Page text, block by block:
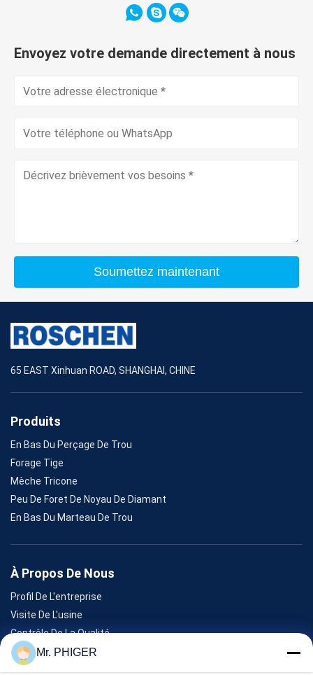
Envoyez votre demande directement à nous
Soumettez maintenant
65 EAST Xinhuan ROAD, SHANGHAI, CHINE
Produits
En Bas Du Perçage De Trou
Forage Tige
Mèche Tricone
Peu De Foret De Noyau De Diamant
En Bas Du Marteau De Trou
À Propos De Nous
Profil De L'entreprise
Visite De L'usine
Contrôle De La Qualité
Plan Du SiteMr. PHIGER